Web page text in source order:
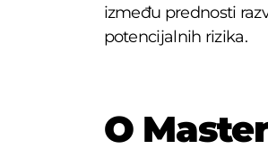
između prednosti
potencijalnih rizika.
O